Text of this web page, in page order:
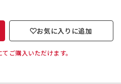
お気に入りに追加
ご購入いただけます。